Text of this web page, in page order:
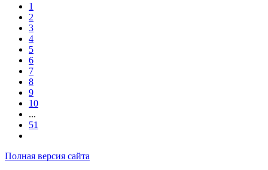
1
2
3
4
5
6
7
8
9
10
...
51
Полная версия сайта